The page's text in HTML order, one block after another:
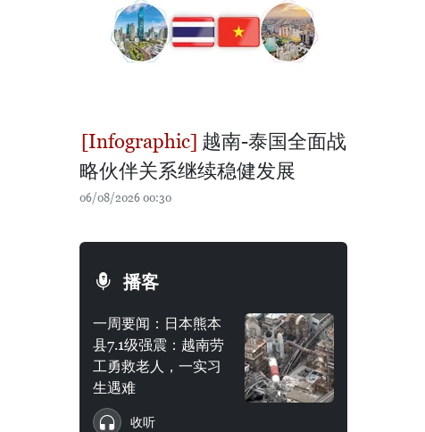
越南-泰国全面战
略伙伴关系继续稳健发展
06/08/2026 00:30
播客
一周要闻：日本熊本
县7.1级强震：越南劳
工勇救老人，一实习
生遇难
收听